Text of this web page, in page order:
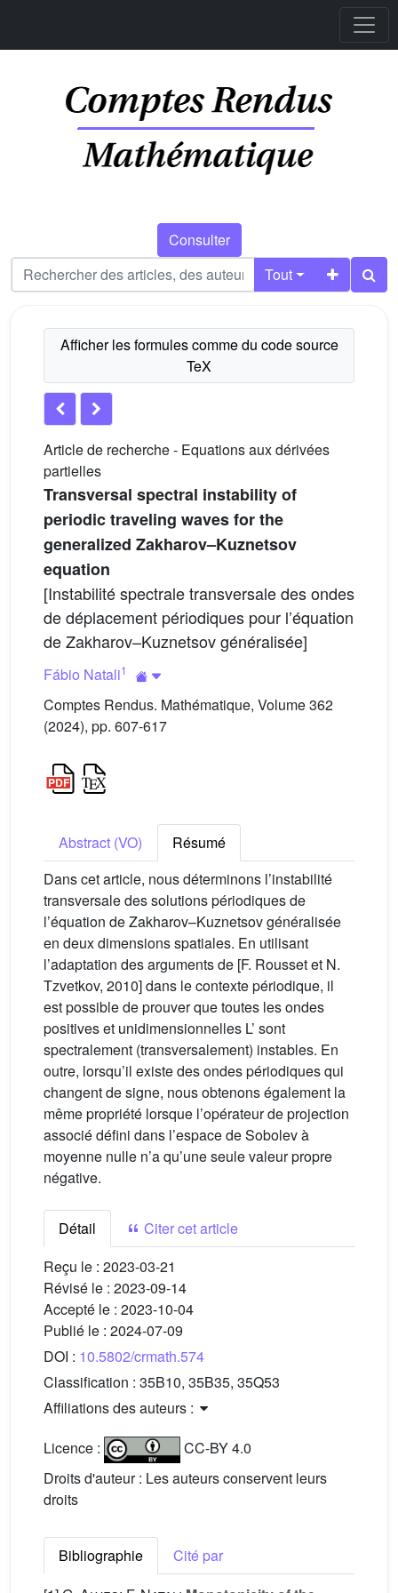
Consulter
Tout
Article de recherche - Equations aux dérivées
partielles
Transversal spectral instability of
periodic traveling waves for the
generalized Zakharov–Kuznetsov
equation
[Instabilité spectrale transversale des ondes
de déplacement périodiques pour l’équation
de Zakharov–Kuznetsov généralisée]
Fábio Natali1
Comptes Rendus. Mathématique, Volume 362
(2024), pp. 607-617
Abstract (VO)
Résumé
Dans cet article, nous déterminons l’instabilité
transversale des solutions périodiques de
l’équation de Zakharov–Kuznetsov généralisée
en deux dimensions spatiales. En utilisant
l’adaptation des arguments de [F. Rousset et N.
Tzvetkov, 2010] dans le contexte périodique, il
est possible de prouver que toutes les ondes
positives et unidimensionnelles L’ sont
spectralement (transversalement) instables. En
outre, lorsqu’il existe des ondes périodiques qui
changent de signe, nous obtenons également la
même propriété lorsque l’opérateur de projection
associé défini dans l’espace de Sobolev à
moyenne nulle n’a qu’une seule valeur propre
négative.
Détail
Citer cet article
Reçu le : 2023-03-21
Révisé le : 2023-09-14
Accepté le : 2023-10-04
Publié le : 2024-07-09
DOI : 10.5802/crmath.574
Classification : 35B10, 35B35, 35Q53
Affiliations des auteurs :
Licence :
CC-BY 4.0
Droits d'auteur : Les auteurs conservent leurs
droits
Bibliographie
Cité par